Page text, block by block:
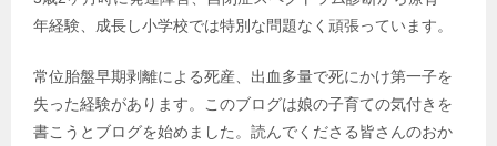
年経験、成長し小学校では特別な問題なく頑張っています。
常位胎盤早期剥離による死産、出血多量で死にかけ第一子を
失った経験があります。このブログは娘の子育ての気付きを
書こうとブログを始めました。読んでくださる皆さんのおか